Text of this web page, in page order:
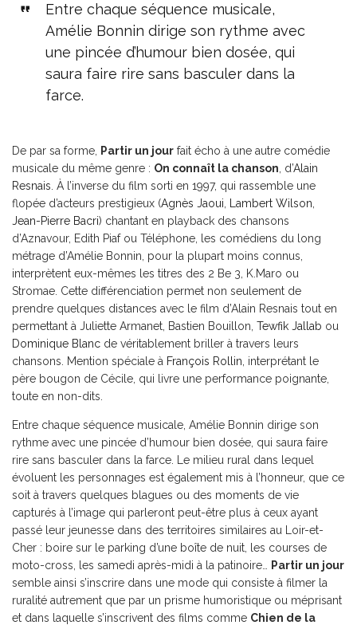
Entre chaque séquence musicale,
Amélie Bonnin dirige son rythme avec
une pincée d’humour bien dosée, qui
saura faire rire sans basculer dans la
farce.
De par sa forme, Partir un jour fait écho à une autre comédie
musicale du même genre : On connaît la chanson, d’Alain
Resnais. À l’inverse du film sorti en 1997, qui rassemble une
flopée d’acteurs prestigieux (Agnès Jaoui, Lambert Wilson,
Jean-Pierre Bacri) chantant en playback des chansons
d’Aznavour, Edith Piaf ou Téléphone, les comédiens du long
métrage d’Amélie Bonnin, pour la plupart moins connus,
interprètent eux-mêmes les titres des 2 Be 3, K.Maro ou
Stromae. Cette différenciation permet non seulement de
prendre quelques distances avec le film d’Alain Resnais tout en
permettant à Juliette Armanet, Bastien Bouillon, Tewfik Jallab ou
Dominique Blanc de véritablement briller à travers leurs
chansons. Mention spéciale à François Rollin, interprétant le
père bougon de Cécile, qui livre une performance poignante,
toute en non-dits.
Entre chaque séquence musicale, Amélie Bonnin dirige son
rythme avec une pincée d’humour bien dosée, qui saura faire
rire sans basculer dans la farce. Le milieu rural dans lequel
évoluent les personnages est également mis à l’honneur, que ce
soit à travers quelques blagues ou des moments de vie
capturés à l’image qui parleront peut-être plus à ceux ayant
passé leur jeunesse dans des territoires similaires au Loir-et-
Cher : boire sur le parking d’une boîte de nuit, les courses de
moto-cross, les samedi après-midi à la patinoire… Partir un jour
semble ainsi s’inscrire dans une mode qui consiste à filmer la
ruralité autrement que par un prisme humoristique ou méprisant
et dans laquelle s’inscrivent des films comme Chien de la